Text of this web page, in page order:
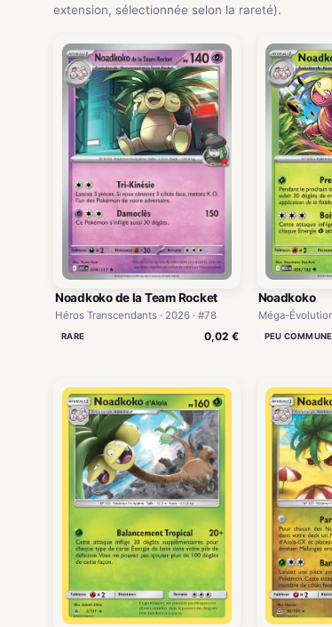
extension, sélectionnée selon la rareté).
Noadkoko de la Team Rocket
Héros Transcendants · 2026 · #78
RARE 0,02 €
Noadkoko
Méga-
PEU COMMUNE